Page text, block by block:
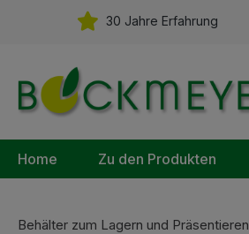
Hauptinhalt springen
Zur Suche springen
Zur Hauptnavigation springen
30 Jahre Erfahrung
Home Zu den Produkten
Behälter zum Lagern und Präsentieren